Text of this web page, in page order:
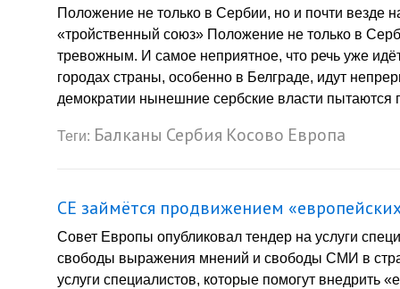
Положение не только в Сербии, но и почти везде
«тройственный союз» Положение не только в
тревожным. И самое неприятное, что речь уже
городах страны, особенно в Белграде, идут
демократии нынешние сербские власти пытаются
Теги: Балканы Сербия Косово Европа
СЕ займётся продвижением
Совет Европы опубликовал тендер на услуги
свободы выражения мнений и свободы СМИ в
услуги специалистов, которые помогут